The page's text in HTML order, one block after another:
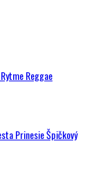
Reggae
Prinesie Špičkový